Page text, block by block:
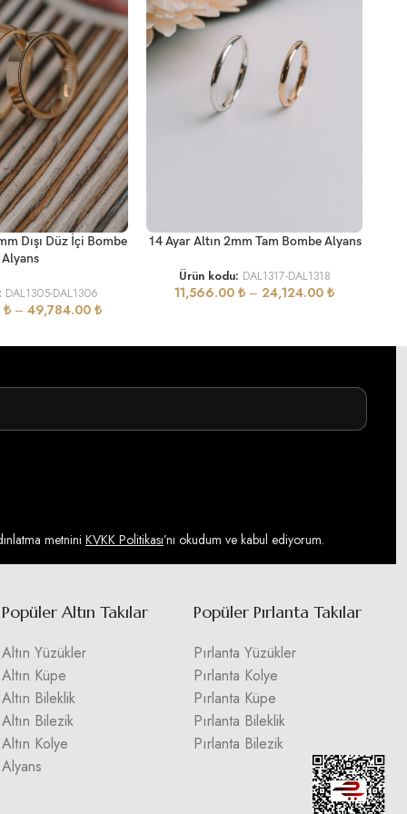
Dışı Düz İçi Bombe
Alyans
DAL1305-DAL1306
₺ – 49,784.00 ₺
SEÇENEKLER
14 Ayar Altın 2mm Tam Bombe Alyans
Ürün kodu: DAL1317-DAL1318
11,566.00 ₺ – 24,124.00 ₺
metnini KVKK Politikası’nı okudum ve kabul ediyorum.
Popüler Altın Takılar
Altın Yüzükler
Altın Küpe
Altın Bileklik
Altın Bilezik
Altın Kolye
Alyans
Popüler Pırlanta Takılar
Pırlanta Yüzükler
Pırlanta Kolye
Pırlanta Küpe
Pırlanta Bileklik
Pırlanta Bilezik